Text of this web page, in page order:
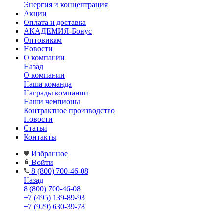
Энергия и концентрация
Акции
Оплата и доставка
АКАДЕМИЯ-Бонус
Оптовикам
Новости
О компании
Назад
О компании
Наша команда
Награды компании
Наши чемпионы
Контрактное производство
Новости
Статьи
Контакты
Избранное
Войти
8 (800) 700-46-08
Назад
8 (800) 700-46-08
+7 (495) 139-89-93
+7 (929) 630-39-78